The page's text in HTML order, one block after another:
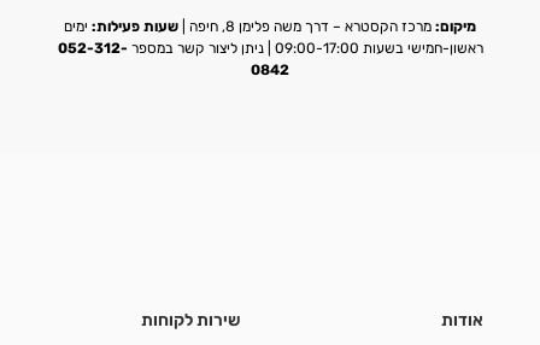
מיקום: מרכז הקסטרא – דרך משה פלימן 8, חיפה | שעות פעילות: ימים
ראשון-חמישי בשעות 09:00-17:00 | ניתן ליצור קשר במספר
052-312-
0842
אודות
שירות לקוחות